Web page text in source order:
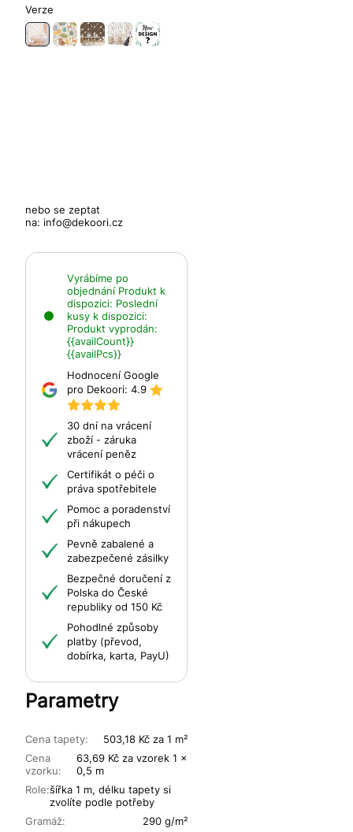
Verze
nebo se zeptat
na: info@dekoori.cz
Vyrábíme po
objednání Produkt k
dispozici: Poslední
kusy k dispozici:
Produkt vyprodán:
{{availCount}}
{{availPcs}}
Hodnocení Google
pro Dekoori: 4.9
30 dní na vrácení
zboží - záruka
vrácení peněz
Certifikát o péči o
práva spotřebitele
Pomoc a poradenství
při nákupech
Pevně zabalené a
zabezpečené zásilky
Bezpečné doručení z
Polska do České
republiky od 150 Kč
Pohodlné způsoby
platby (převod,
dobírka, karta, PayU)
Parametry
Cena tapety:
503,18 Kč za 1 m²
Cena
vzorku:
63,69 Kč za vzorek 1 x
0,5 m
Role:šířka 1 m, délku tapety si
zvolíte podle potřeby
Gramáž: 290 g/m²